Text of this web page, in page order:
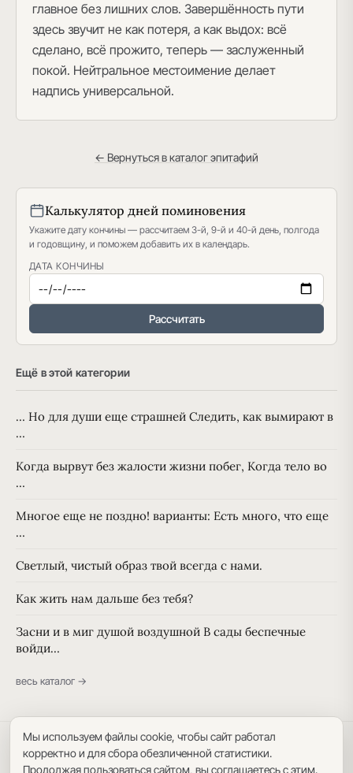
главное без лишних слов. Завершённость пути
здесь звучит не как потеря, а как выдох: всё
сделано, всё прожито, теперь — заслуженный
покой. Нейтральное местоимение делает
надпись универсальной.
← Вернуться в каталог эпитафий
Калькулятор дней поминовения
Укажите дату кончины — рассчитаем 3-й, 9-й и 40-й день, полгода
и годовщину, и поможем добавить их в календарь.
ДАТА КОНЧИНЫ
Рассчитать
Ещё в этой категории
… Но для души еще страшней Следить, как вымирают в
…
Когда вырвут без жалости жизни побег, Когда тело во
…
Многое еще не поздно! варианты: Есть много, что еще
…
Светлый, чистый образ твой всегда с нами.
Как жить нам дальше без тебя?
Засни и в миг душой воздушной В сады беспечные
войди…
весь каталог →
Политика конфиденциальности Пользовательское соглашение
Карта сайта
Мы используем файлы cookie, чтобы сайт работал
корректно и для сбора обезличенной статистики.
Продолжая пользоваться сайтом, вы соглашаетесь с этим.